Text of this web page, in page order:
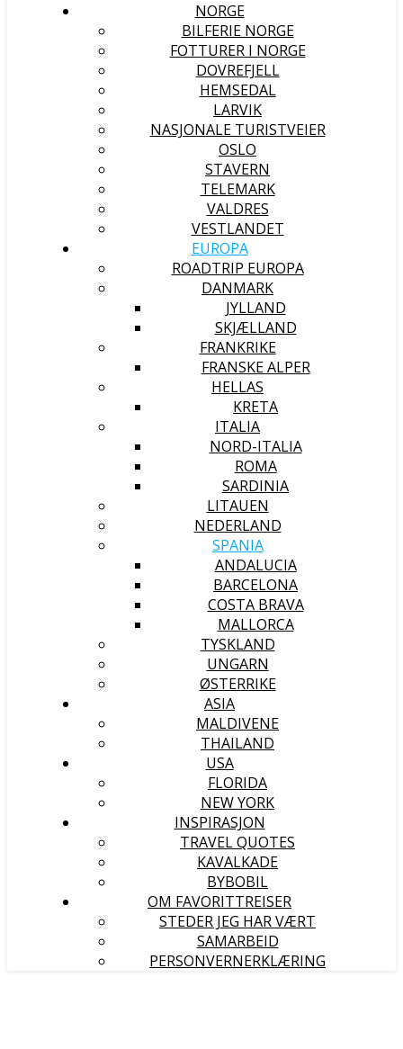
NORGE
BILFERIE NORGE
FOTTURER I NORGE
DOVREFJELL
HEMSEDAL
LARVIK
NASJONALE TURISTVEIER
OSLO
STAVERN
TELEMARK
VALDRES
VESTLANDET
EUROPA
ROADTRIP EUROPA
DANMARK
JYLLAND
SKJÆLLAND
FRANKRIKE
FRANSKE ALPER
HELLAS
KRETA
ITALIA
NORD-ITALIA
ROMA
SARDINIA
LITAUEN
NEDERLAND
SPANIA
ANDALUCIA
BARCELONA
COSTA BRAVA
MALLORCA
TYSKLAND
UNGARN
ØSTERRIKE
ASIA
MALDIVENE
THAILAND
USA
FLORIDA
NEW YORK
INSPIRASJON
TRAVEL QUOTES
KAVALKADE
BYBOBIL
OM FAVORITTREISER
STEDER JEG HAR VÆRT
SAMARBEID
PERSONVERNERKLÆRING